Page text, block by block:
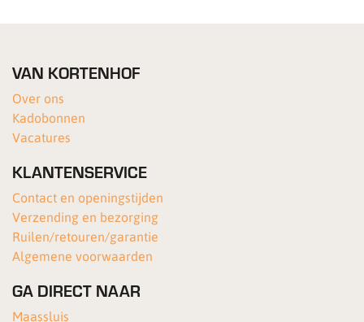
VAN KORTENHOF
Over ons
Kadobonnen
Vacatures
KLANTENSERVICE
Contact en openingstijden
Verzending en bezorging
Ruilen/retouren/garantie
Algemene voorwaarden
GA DIRECT NAAR
Maassluis